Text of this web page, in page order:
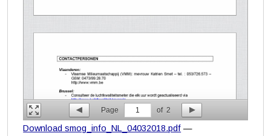
Page 1 of 2
Download smog_info_NL_04032018.pdf —